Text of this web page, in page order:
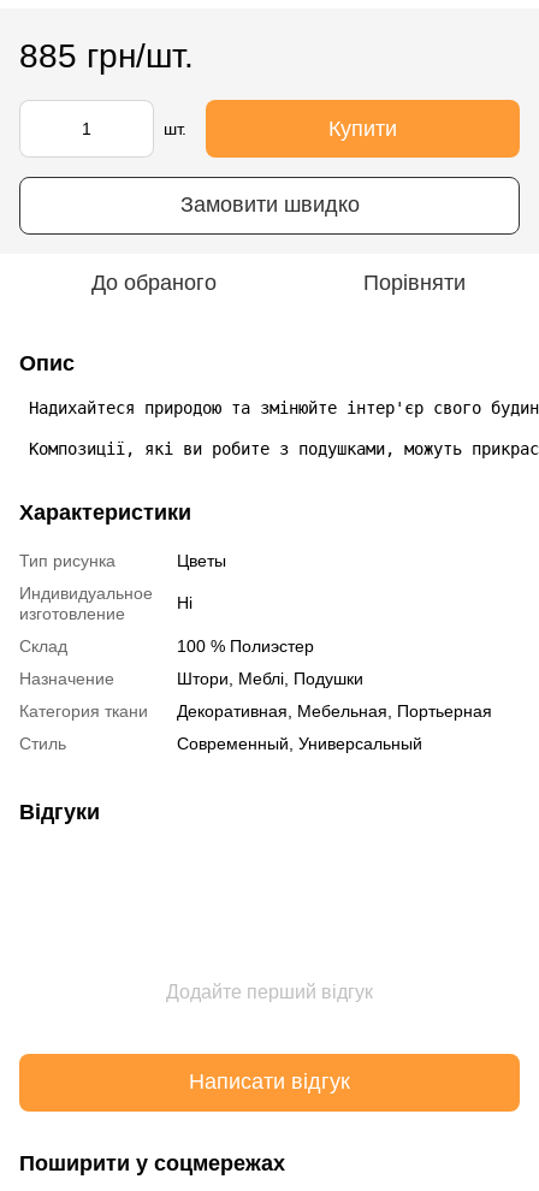
885 грн/шт.
шт. Купити
Замовити швидко
До обраного Порівняти
Опис
Надихайтеся природою та змінюйте інтер'єр свого
Композиції, які ви робите з подушками, можуть
Характеристики
Тип рисунка
Цветы
Индивидуальное
изготовление
Ні
Склад
100 % Полиэстер
Назначение
Штори, Меблі, Подушки
Категория ткани
Декоративная, Мебельная, Портьерная
Стиль
Современный, Универсальный
Відгуки
Додайте перший відгук
Написати відгук
Поширити у соцмережах